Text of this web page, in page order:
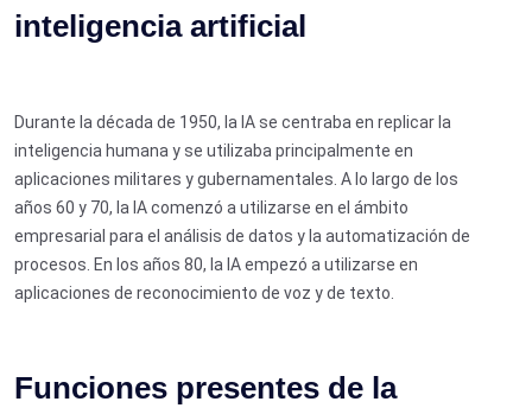
inteligencia artificial
Durante la década de 1950, la IA se centraba en replicar la
inteligencia humana y se utilizaba principalmente en
aplicaciones militares y gubernamentales. A lo largo de los
años 60 y 70, la IA comenzó a utilizarse en el ámbito
empresarial para el análisis de datos y la automatización de
procesos. En los años 80, la IA empezó a utilizarse en
aplicaciones de reconocimiento de voz y de texto.
Funciones presentes de la